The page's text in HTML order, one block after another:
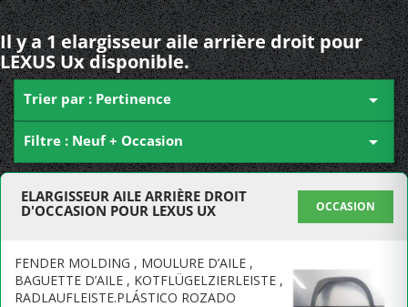
Il y a 1 elargisseur aile arrière droit pour
LEXUS Ux disponible.
Trier par : Pertinence 
Filtre : Neuf + Occasion 
ELARGISSEUR AILE ARRIÈRE DROIT
D'OCCASION POUR LEXUS UX
OCCASION
FENDER MOLDING , MOULURE D’AILE ,
BAGUETTE D’AILE , KOTFLÜGELZIERLEISTE ,
RADLAUFLEISTE.PLÁSTICO ROZADO